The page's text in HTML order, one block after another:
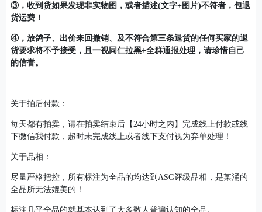
③，收到货如果发现非实物图，或者描述(文字+图片)不符者，包退
货运费！
④，放鸽子、出价来回撤销、及不符合第三条退货的任何买家的退
货要求将不予接受，且一视同仁拉黑+全群通报处理，请珍惜自己
的信誉。
——————————————————————————————
关于拍后付款：
每天都有拍卖，请在拍卖结束后【24小时之内】完成线上付款或线
下微信我付款，超时未完成线上或者线下支付视为弃单处理！
关于品相：
尽量严格把控，所有标注为全品的均达到ASG评级品相，是某涌的
全品所无法媲美的！
标注几乎全品的就基本达到了大多数人普遍认知的全品。